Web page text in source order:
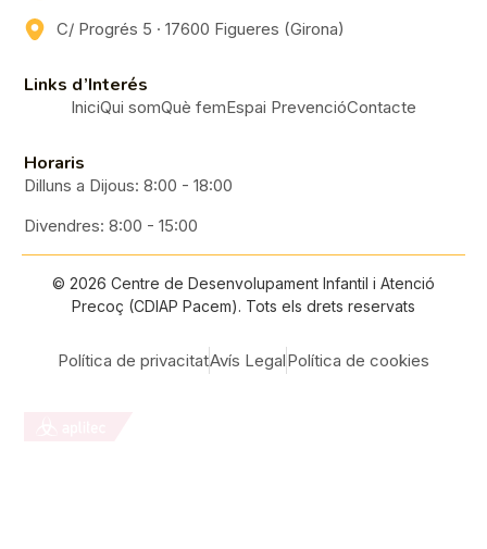
C/ Progrés 5 · 17600 Figueres (Girona)
Links d’Interés
IniciQui somQuè femEspai PrevencióContacte
Horaris
Dilluns a Dijous: 8:00 - 18:00
Divendres: 8:00 - 15:00
© 2026 Centre de Desenvolupament Infantil i Atenció
Precoç (CDIAP Pacem). Tots els drets reservats
Política de privacitatAvís LegalPolítica de cookies